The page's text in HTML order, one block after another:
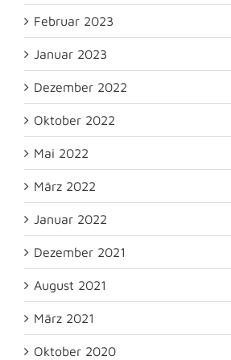
Februar 2023
Januar 2023
Dezember 2022
Oktober 2022
Mai 2022
März 2022
Januar 2022
Dezember 2021
August 2021
März 2021
Oktober 2020